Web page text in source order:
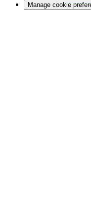
Manage cookie